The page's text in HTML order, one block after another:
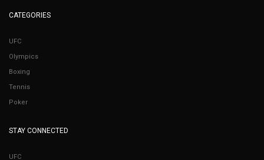
CATEGORIES
UFC
Olympics
Boxing
Tennis
Poker
STAY CONNECTED
UFC